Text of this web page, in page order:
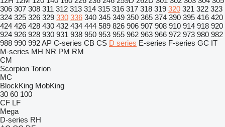
306 307 308 311 312 313 314 315 316 317 318 319 320 321 322 323
324 325 326 329 330 336 340 345 349 350 365 374 390 395 416 420
424 426 428 430 432 434 444 589 826 906 907 908 910 914 918 920
924 926 928 930 931 938 950 953 955 962 963 966 972 973 980 982
988 990 992AP C-series CB CS D series E-series F-series GC IT
M-series MH NR PM RM
CM
Scorpion Torion
MC
BlockKing MobKing
30 60 100
CF LF
Mega
D-series RH